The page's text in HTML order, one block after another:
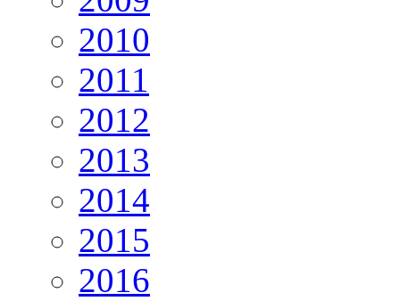
2010
2011
2012
2013
2014
2015
2016